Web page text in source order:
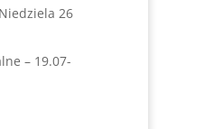
26
– 19.07-